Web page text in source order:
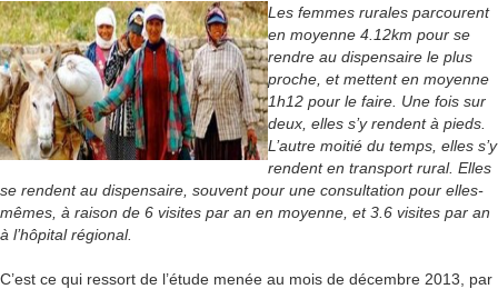
Les femmes rurales parcourent
en moyenne 4.12km pour se
rendre au dispensaire le plus
proche, et mettent en moyenne
1h12 pour le faire. Une fois sur
deux, elles s’y rendent à pieds.
L’autre moitié du temps, elles s’y
rendent en transport rural. Elles
se rendent au dispensaire, souvent pour une consultation pour elles-
mêmes, à raison de 6 visites par an en moyenne, et 3.6 visites par an
à l’hôpital régional.
C’est ce qui ressort de l’étude menée au mois de décembre 2013, par